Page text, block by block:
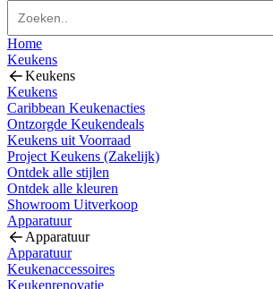
Home
Keukens
Keukens
Keukens
Caribbean Keukenacties
Ontzorgde Keukendeals
Keukens uit Voorraad
Project Keukens (Zakelijk)
Ontdek alle stijlen
Ontdek alle kleuren
Showroom Uitverkoop
Apparatuur
Apparatuur
Apparatuur
Keukenaccessoires
Keukenrenovatie